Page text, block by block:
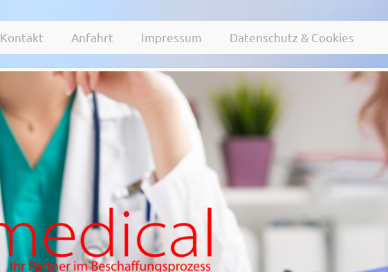
Kontakt Anfahrt Impressum Datenschutz & Cookies